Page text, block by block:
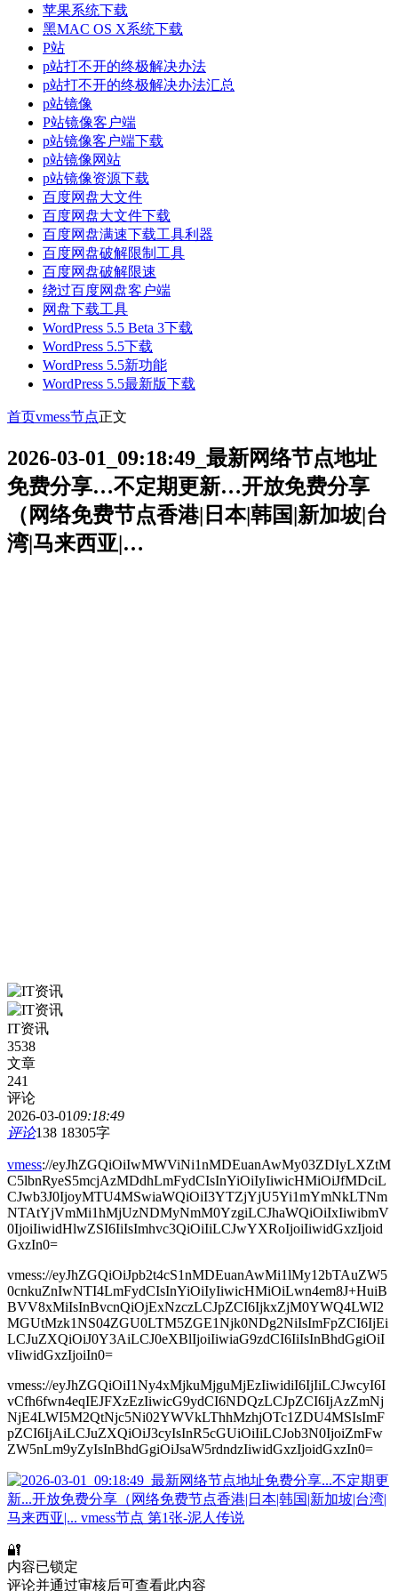
苹果系统下载
黑MAC OS X系统下载
P站
p站打不开的终极解决办法
p站打不开的终极解决办法汇总
p站镜像
P站镜像客户端
p站镜像客户端下载
p站镜像网站
p站镜像资源下载
百度网盘大文件
百度网盘大文件下载
百度网盘满速下载工具利器
百度网盘破解限制工具
百度网盘破解限速
绕过百度网盘客户端
网盘下载工具
WordPress 5.5 Beta 3下载
WordPress 5.5下载
WordPress 5.5新功能
WordPress 5.5最新版下载
首页vmess节点正文
2026-03-01_09:18:49_最新网络节点地址
免费分享…不定期更新…开放免费分享
（网络免费节点香港|日本|韩国|新加坡|台
湾|马来西亚|…
IT资讯
3538
文章
241
评论
2026-03-0109:18:49
评论138 18305字
vmess://eyJhZGQiOiIwMWViNi1nMDEuanAwMy03ZDIyLXZtM
C5lbnRyeS5mcjAzMDdhLmFydCIsInYiOiIyIiwicHMiOiJfMDciL
CJwb3J0IjoyMTU4MSwiaWQiOiI3YTZjYjU5Yi1mYmNkLTNm
NTAtYjVmMi1hMjUzNDMyNmM0YzgiLCJhaWQiOiIxIiwibmV
0IjoiIiwidHlwZSI6IiIsImhvc3QiOiIiLCJwYXRoIjoiIiwidGxzIjoid
GxzIn0=
vmess://eyJhZGQiOiJpb2t4cS1nMDEuanAwMi1lMy12bTAuZW5
0cnkuZnIwNTI4LmFydCIsInYiOiIyIiwicHMiOiLwn4em8J+HuiB
BVV8xMiIsInBvcnQiOjExNzczLCJpZCI6IjkxZjM0YWQ4LWI2
MGUtMzk1NS04ZGU0LTM5ZGE1Njk0NDg2NiIsImFpZCI6IjEi
LCJuZXQiOiJ0Y3AiLCJ0eXBlIjoiIiwiaG9zdCI6IiIsInBhdGgiOiI
vIiwidGxzIjoiIn0=
vmess://eyJhZGQiOiI1Ny4xMjkuMjguMjEzIiwidiI6IjIiLCJwcyI6I
vCfh6fwn4eqIEJFXzEzIiwicG9ydCI6NDQzLCJpZCI6IjAzZmNj
NjE4LWI5M2QtNjc5Ni02YWVkLThhMzhjOTc1ZDU4MSIsImF
pZCI6IjAiLCJuZXQiOiJ3cyIsInR5cGUiOiIiLCJob3N0IjoiZmFw
ZW5nLm9yZyIsInBhdGgiOiJsaW5rdndzIiwidGxzIjoidGxzIn0=
🔐
内容已锁定
评论并通过审核后可查看此内容